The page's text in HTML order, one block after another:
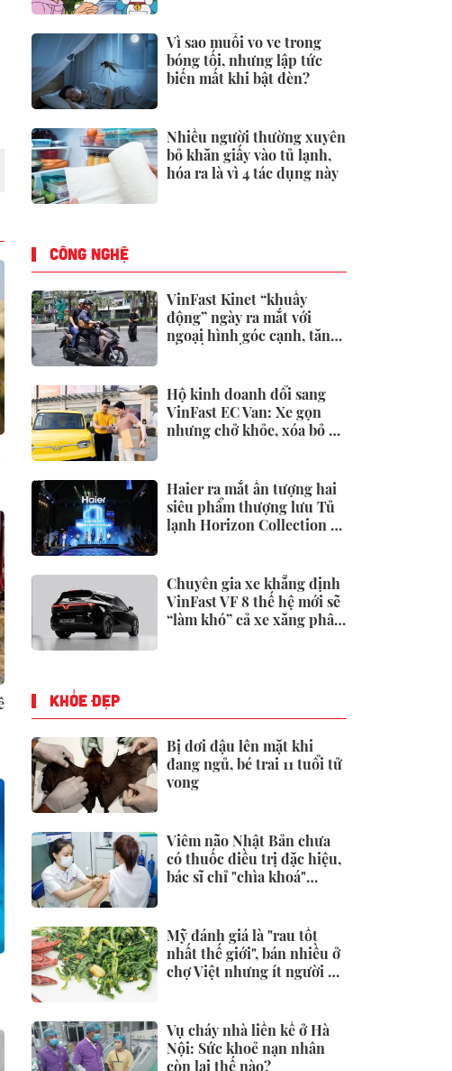
Vì sao muỗi vo ve trong
bóng tối, nhưng lập tức
biến mất khi bật đèn?
Nhiều người thường xuyên
bỏ khăn giấy vào tủ lạnh,
hóa ra là vì 4 tác dụng này
CÔNG NGHỆ
VinFast Kinet “khuấy
động” ngày ra mắt với
ngoại hình góc cạnh, tăng
Hộ kinh doanh đổi sang
VinFast EC Van: Xe gọn
nhưng chở khỏe, xóa bỏ áp
Haier ra mắt ấn tượng hai
siêu phẩm thượng lưu Tủ
lạnh Horizon Collection và
Chuyên gia xe khẳng định
VinFast VF 8 thế hệ mới sẽ
“làm khó” cả xe xăng phân
KHỎE ĐẸP
Bị dơi đậu lên mặt khi
đang ngủ, bé trai 11 tuổi tử
vong
Viêm não Nhật Bản chưa
có thuốc điều trị đặc hiệu,
bác sĩ chỉ "chìa khoá"
Mỹ đánh giá là "rau tốt
nhất thế giới", bán nhiều ở
chợ Việt nhưng ít người để
Vụ cháy nhà liền kề ở Hà
Nội: Sức khoẻ nạn nhân
còn lại thế nào?